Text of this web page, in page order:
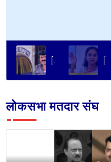
[Loksatta]संतोष देशमुख हत्या प्रकरण : वाल्मिक कराडची रवानगी नागपूर कारागृहात करण्याची सुप्रिया सुळेंची मागणी [Dainik Prabhat]‘वाल्मिक कराडला बीड कारागृहातून नागपूरला हलवा’; सुप्रिया सुळेंची मुख्यमंत्र्यांकडे मोठी मागणी
लोकसभा मतदार संघ